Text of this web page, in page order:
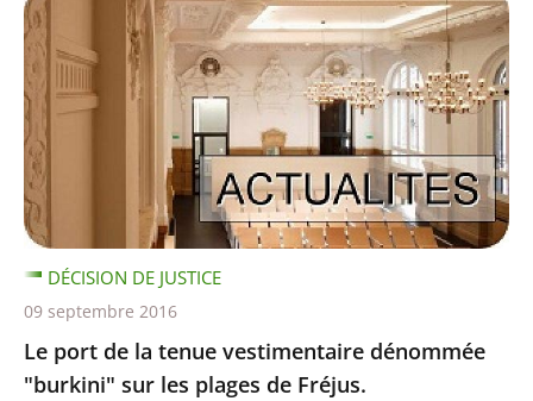
Le port de la tenue vestimentaire dénommée
"burkini" sur les plages de Fréjus.
DÉCISION DE JUSTICE
09 septembre 2016